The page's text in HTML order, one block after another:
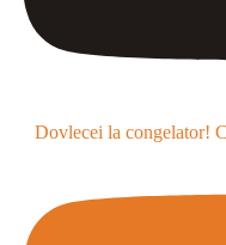
Dovlecei la congelator!